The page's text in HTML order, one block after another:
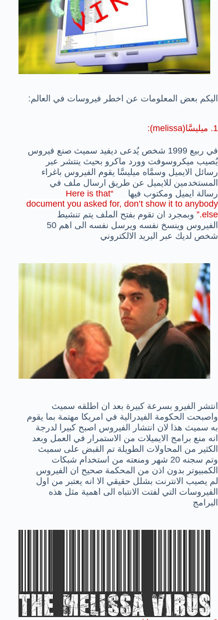
اليكم بعض المعلومات عن اخطر فيروسات في العالم:
1. ميليسَّا(melissa):
في ربيع 1999 شخص يُدعى ديفيد سميث صنع فيروس
يُصيب ميكروسوفت وورد ماكرو بحيث ينتشر عبر
رسائل الايميل وسمَّاه ميليسَّا يقوم الفيروس باغراء
المستخدمين للايميل عن طريق ارسال ملف في
رسالة ايميل ومكتوب فيها “
Here is that
document you asked for, don’t show it to anybody
else.
” وبمجرد ان تقوم بفتح الملف يتم تنشيط
الفيروس وينسخ نفسه ويرسل نفسه الى اهم 50
شخص لديك عبر البريد الالكتروني
انتشر الفيرو بسرعة كبيرة بعد ان اطلقه سميث
واصبحت الحكومة الفيدرالية في امريكا مهتمة بما يقوم
به سميث هذا لان انتشار الفيروس اصبح كبيرا لدرجة
انه منع برامج الايميلات من الاستمرار في العمل وبعد
الكثير من المحاولات الطويلة تم القبض على سميث
وتم سجنه 20 شهر ومنعته من استخدام شبكات
الكمبيوتر بدون اذن من المحكمة صحيح ان الفيروس
لم يصيب الانترنت بشلل حقيقي الا انه يعتبر من اول
الفيروسات التي لفتت الانتباه الى اهمية مثل هذه
البرامج